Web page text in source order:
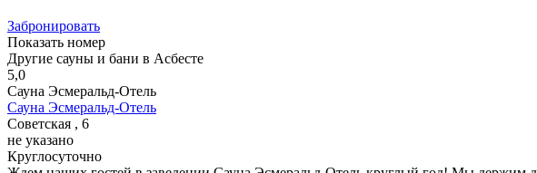
Забронировать
Показать номер
Другие сауны и бани в Асбесте
5,0
Сауна Эсмеральд-Отель
Сауна Эсмеральд-Отель
Советская , 6
не указано
Круглосуточно